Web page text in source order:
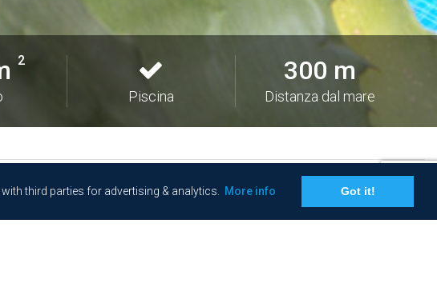
third parties for advertising & analytics. More info Got it!
2
Piscina
300 m
Distanza dal mare
PRENOTA